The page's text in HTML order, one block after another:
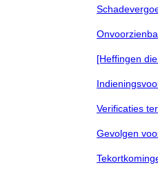
[Heffingen
Verificaties
Gevolgen